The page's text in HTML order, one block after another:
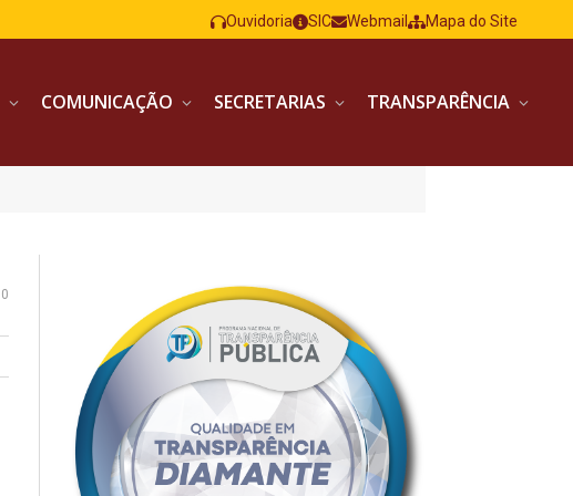
Ouvidoria SIC Webmail Mapa do Site
COMUNICAÇÃO SECRETARIAS TRANSPARÊNCIA
0